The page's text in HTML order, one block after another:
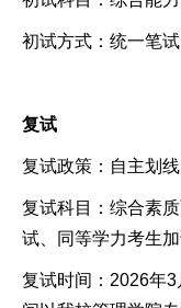
初试方式：统一笔
复试
复试政策：自主划线
复试科目：综合素
试、同等学力考生
复试时间：2026年